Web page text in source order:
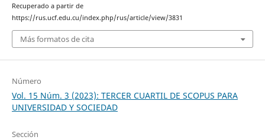
Recuperado a partir de
https://rus.ucf.edu.cu/index.php/rus/article/view/3831
Más formatos de cita
Número
Vol. 15 Núm. 3 (2023): TERCER CUARTIL DE SCOPUS PARA
UNIVERSIDAD Y SOCIEDAD
Sección